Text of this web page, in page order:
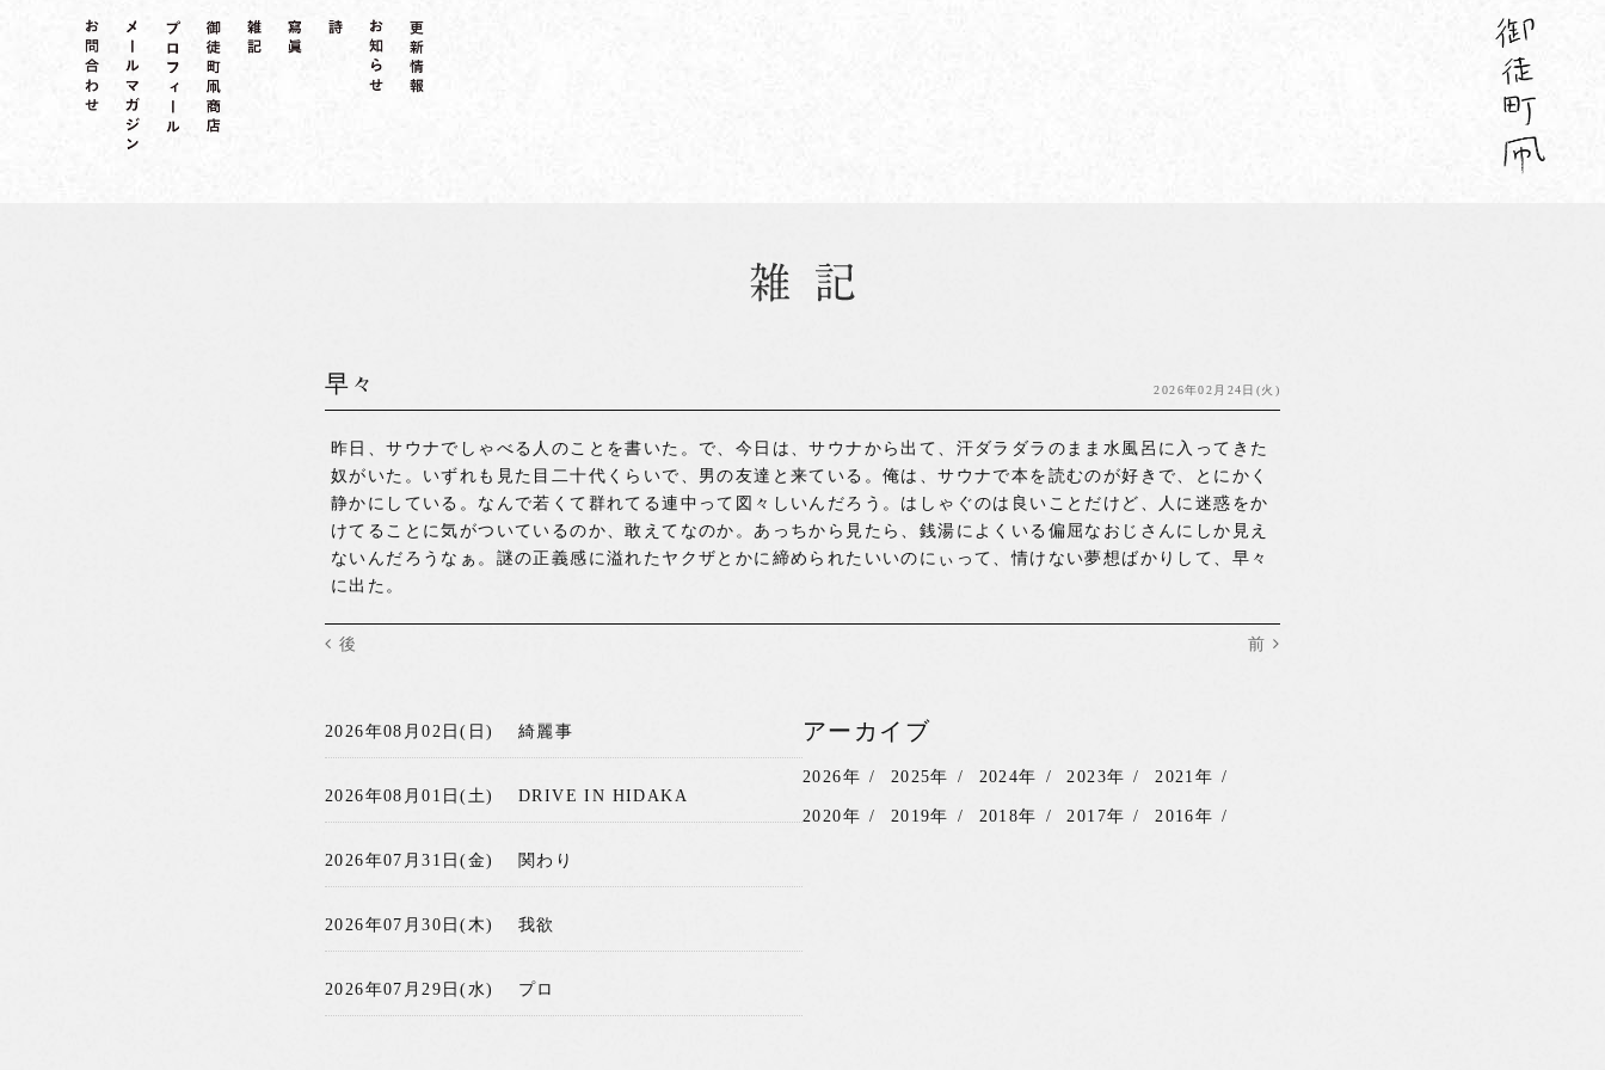
早々 2026年02月24日(火)
昨日、サウナでしゃべる人のことを書いた。で、今日は、サウナから出て、汗ダラダラのまま水風呂に入ってきた
奴がいた。いずれも見た目二十代くらいで、男の友達と来ている。俺は、サウナで本を読むのが好きで、とにかく
静かにしている。なんで若くて群れてる連中って図々しいんだろう。はしゃぐのは良いことだけど、人に迷惑をか
けてることに気がついているのか、敢えてなのか。あっちから見たら、銭湯によくいる偏屈なおじさんにしか見え
ないんだろうなぁ。謎の正義感に溢れたヤクザとかに締められたいいのにぃって、情けない夢想ばかりして、早々
に出た。
後 前
2026年08月02日(日) 綺麗事
2026年08月01日(土) DRIVE IN HIDAKA
2026年07月31日(金) 関わり
2026年07月30日(木) 我欲
2026年07月29日(水) プロ
アーカイブ
2026年 2025年 2024年 2023年 2021年
2020年 2019年 2018年 2017年 2016年